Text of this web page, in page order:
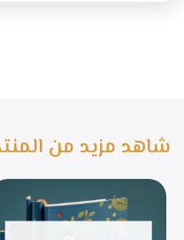
شاهد مزيد من